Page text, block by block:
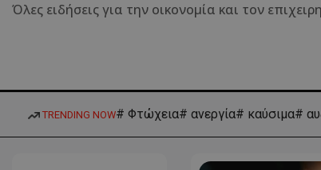
Όλες ειδήσεις για την οικονομία και τον
TRENDING NOW# Φτώχεια# ανεργία# καύσιμα#